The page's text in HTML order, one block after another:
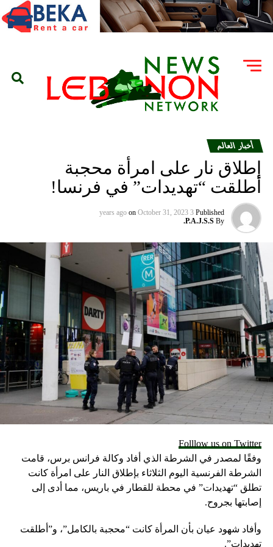
أخبار العالم
إطلاق نار على امرأة محجبة
أطلقت “تهديدات” في فرنسا!
Published
3 years ago
on October 31, 2023
By
P.A.J.S.S.
Folllow us on Twitter
وفقًا لمصدر في الشرطة الذي أفاد وكالة فرانس برس، قامت
الشرطة الفرنسية اليوم الثلاثاء بإطلاق النار على امرأة كانت
تطلق “تهديدات” في محطة للقطار في باريس، مما أدى إلى
إصابتها بجروح.
وأفاد شهود عيان بأن المرأة كانت “محجبة بالكامل”، و”أطلقت
تهديدات”.